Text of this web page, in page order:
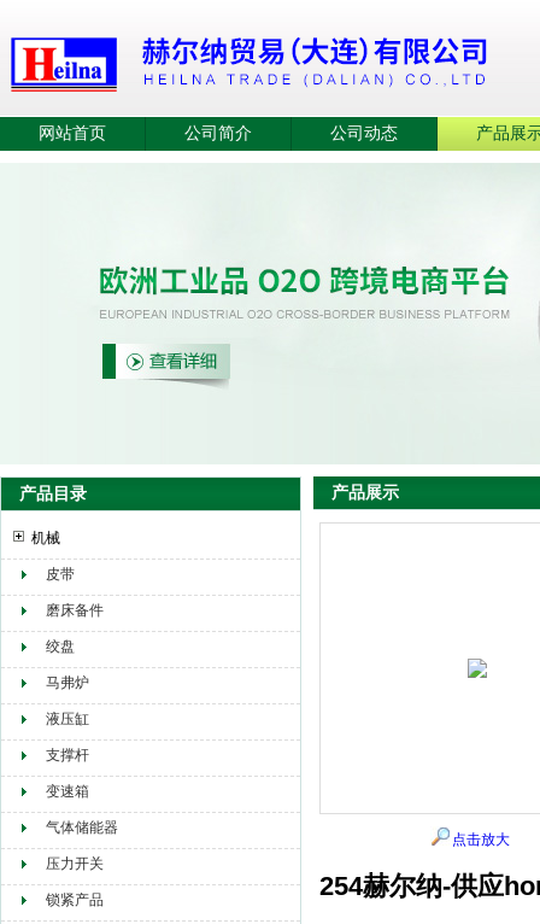
赫尔纳贸易（大连）有限公司
网站首页 公司简介 公司动态 产品展
产品目录
机械
皮带
磨床备件
绞盘
马弗炉
液压缸
支撑杆
变速箱
气体储能器
压力开关
锁紧产品
产品展示
点击放大
254赫尔纳-供应